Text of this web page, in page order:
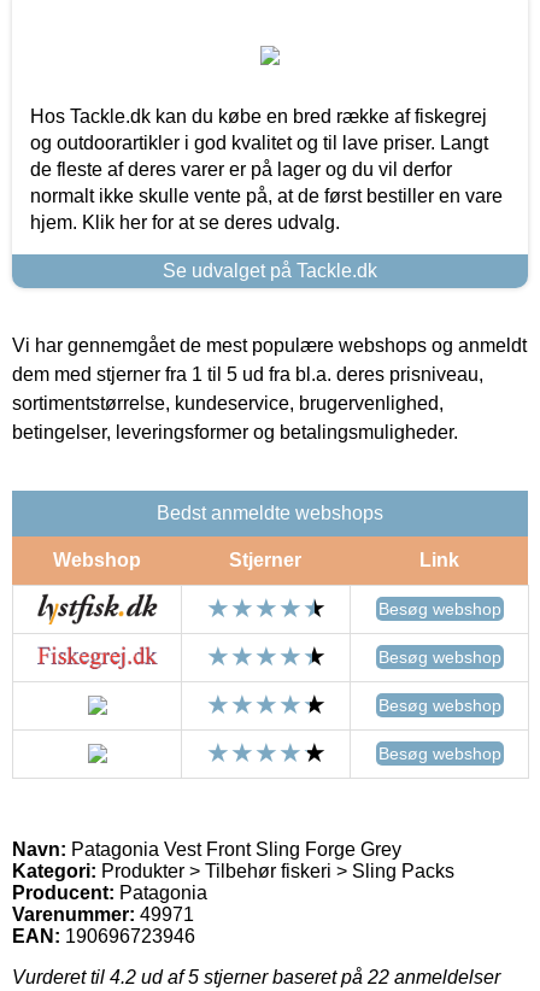
Hos Tackle.dk kan du købe en bred række af fiskegrej
og outdoorartikler i god kvalitet og til lave priser. Langt
de fleste af deres varer er på lager og du vil derfor
normalt ikke skulle vente på, at de først bestiller en vare
hjem. Klik her for at se deres udvalg.
Se udvalget på Tackle.dk
Vi har gennemgået de mest populære webshops og anmeldt
dem med stjerner fra 1 til 5 ud fra bl.a. deres prisniveau,
sortimentstørrelse, kundeservice, brugervenlighed,
betingelser, leveringsformer og betalingsmuligheder.
Bedst anmeldte webshops
Webshop Stjerner Link
Besøg webshop
Besøg webshop
Besøg webshop
Besøg webshop
Navn: Patagonia Vest Front Sling Forge Grey
Kategori: Produkter > Tilbehør fiskeri > Sling Packs
Producent: Patagonia
Varenummer: 49971
EAN: 190696723946
Vurderet til 4.2 ud af 5 stjerner baseret på 22 anmeldelser